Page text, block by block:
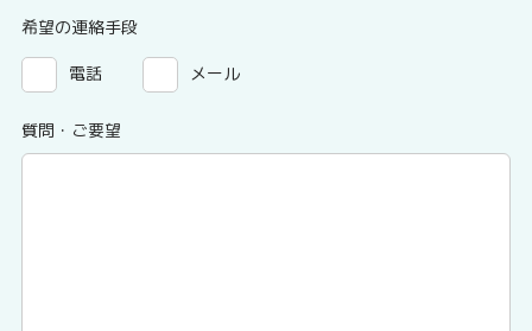
希望の連絡手段
電話 メール
質問・ご要望